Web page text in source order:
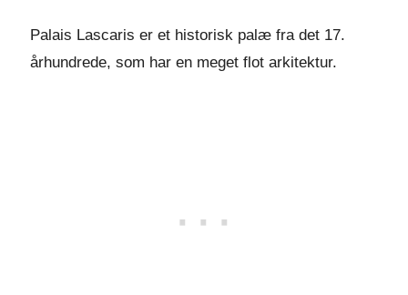
Palais Lascaris er et historisk palæ fra det 17.
århundrede, som har en meget flot arkitektur.